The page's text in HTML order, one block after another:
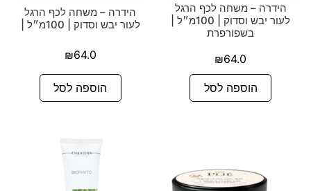
הידרה – משחה לכף הרגל
לעור יבש וסדוק | 100מ״ל |
בשפורפרת
₪64.0
הוספה לסל
הידרה – משחה לכף הרגל
לעור יבש וסדוק | 100מ״ל |
₪64.0
הוספה לסל